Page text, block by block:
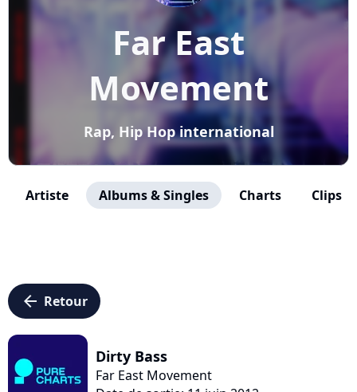
Far East
Movement
Rap, Hip Hop international
Artiste Albums & Singles Charts Clips
arrow_left Retour
Dirty Bass
Far East Movement